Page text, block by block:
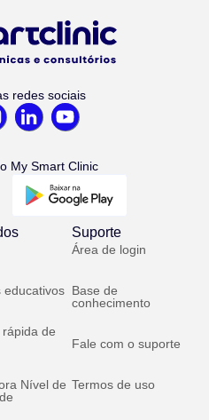
redes sociais
My Smart Clinic
educativos
de
Nível de
Suporte
Área de login
Base de
conhecimento
Fale com o suporte
Termos de uso